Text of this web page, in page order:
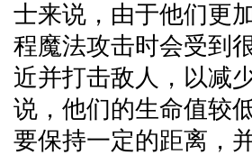
士来说，由于他们更
程魔法攻击时会受到
近并打击敌人，以减
说，他们的生命值较
要保持一定的距离，